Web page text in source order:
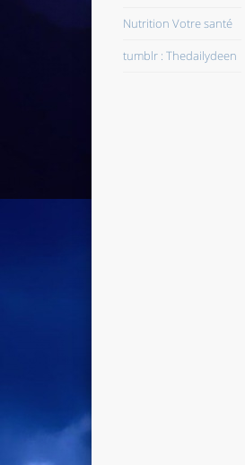
Nutrition Votre santé
tumblr : Thedailydeen